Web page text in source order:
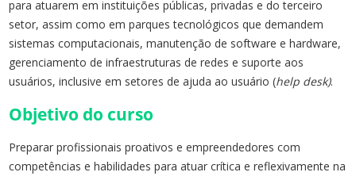
para atuarem em instituições públicas, privadas e do terceiro
setor, assim como em parques tecnológicos que demandem
sistemas computacionais, manutenção de software e hardware,
gerenciamento de infraestruturas de redes e suporte aos
usuários, inclusive em setores de ajuda ao usuário (help desk).
Objetivo do curso
Preparar profissionais proativos e empreendedores com
competências e habilidades para atuar crítica e reflexivamente na